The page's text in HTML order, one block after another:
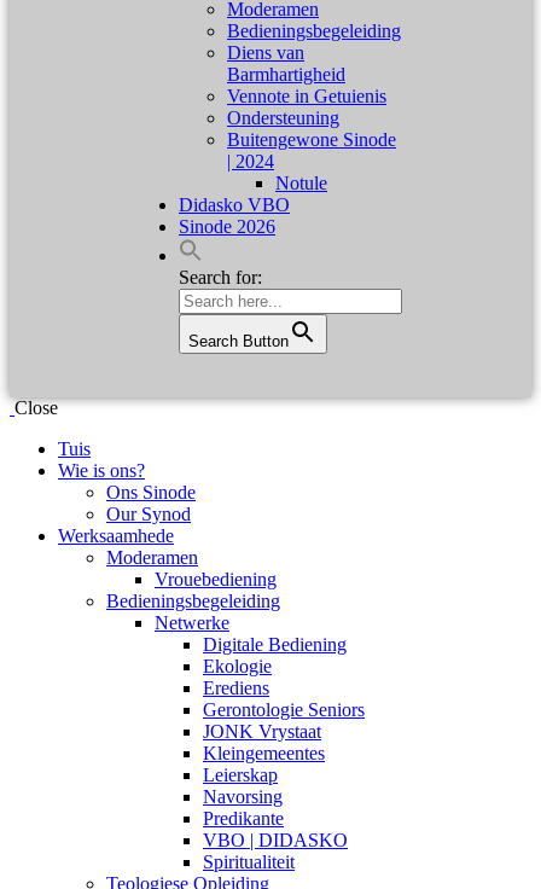
Moderamen
Bedieningsbegeleiding
Diens van
Barmhartigheid
Vennote in Getuienis
Ondersteuning
Buitengewone Sinode
| 2024
Notule
Didasko VBO
Sinode 2026
Search for:
Search Button
Close
Tuis
Wie is ons?
Ons Sinode
Our Synod
Werksaamhede
Moderamen
Vrouebediening
Bedieningsbegeleiding
Netwerke
Digitale Bediening
Ekologie
Erediens
Gerontologie Seniors
JONK Vrystaat
Kleingemeentes
Leierskap
Navorsing
Predikante
VBO | DIDASKO
Spiritualiteit
Teologiese Opleiding